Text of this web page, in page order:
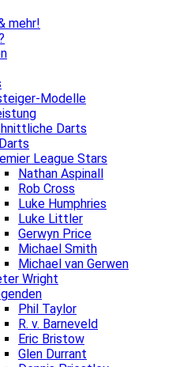
mehr!
Modelle
Darts
League Stars
Nathan Aspinall
Rob Cross
Luke Humphries
Luke Littler
Gerwyn Price
Michael Smith
Michael van Gerwen
Wright
Phil Taylor
R. v. Barneveld
Eric Bristow
Glen Durrant